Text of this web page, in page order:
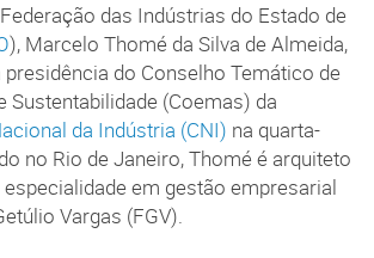
das Indústrias do Estado de
), Marcelo Thomé da Silva de Almeida,
do Conselho Temático de
Sustentabilidade (Coemas) da
da Indústria (CNI) na quarta-
no Rio de Janeiro, Thomé é arquiteto
em gestão empresarial
Vargas (FGV).